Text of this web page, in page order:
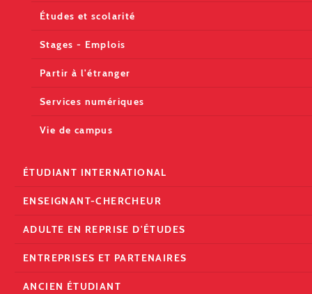
Études et scolarité
Stages - Emplois
Partir à l'étranger
Services numériques
Vie de campus
ÉTUDIANT INTERNATIONAL
ENSEIGNANT-CHERCHEUR
ADULTE EN REPRISE D'ÉTUDES
ENTREPRISES ET PARTENAIRES
ANCIEN ÉTUDIANT